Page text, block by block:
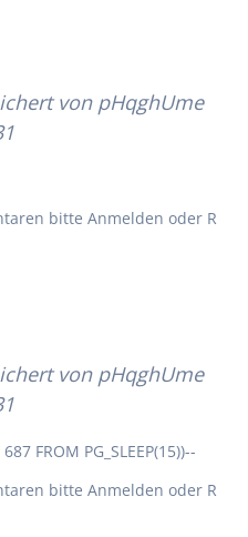
von pHqghUme
bitte Anmelden oder R
von pHqghUme
FROM PG_SLEEP(15))--
bitte Anmelden oder R